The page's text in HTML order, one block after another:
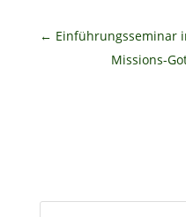
← Einführungsseminar
Missions-